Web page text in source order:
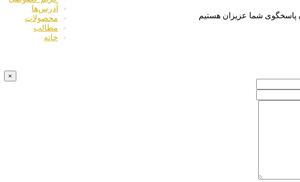
آدرس‌ها
محصولات
مطالب
خانه
پاسخگوی شما عزیزان هستیم
×